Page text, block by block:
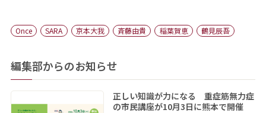
Once SARA 京本大我 斉藤由貴 稲葉賀恵 鶴見辰吾
編集部からのお知らせ
正しい知識が力になる 重症筋無力症
の市民講座が10月3日に熊本で開催